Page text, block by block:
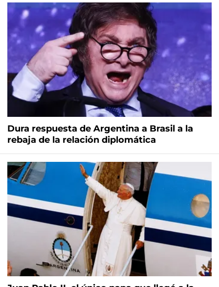
Dura respuesta de Argentina a Brasil a la
rebaja de la relación diplomática